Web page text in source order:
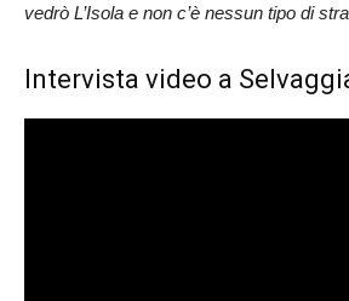
vedrò L’Isola e non c’è nessun tipo di
Intervista video a